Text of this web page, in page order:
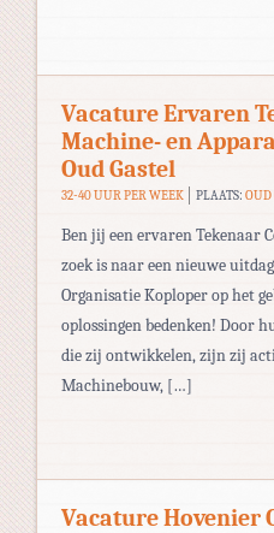
Vacature Ervaren
Machine- en
Oud Gastel
32-40 UUR PER WEEK PLAATS: OUD
Ben jij een ervaren Tekenaar
zoek is naar een nieuwe
Organisatie Koploper op het
oplossingen bedenken! Door
die zij ontwikkelen, zijn zij
Machinebouw, […]
Vacature Hovenier